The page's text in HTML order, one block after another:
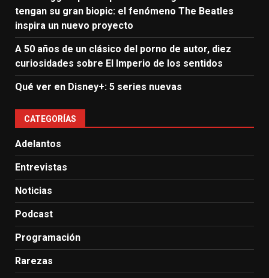
tengan su gran biopic: el fenómeno The Beatles
inspira un nuevo proyecto
A 50 años de un clásico del porno de autor, diez
curiosidades sobre El Imperio de los sentidos
Qué ver en Disney+: 5 series nuevas
CATEGORÍAS
Adelantos
Entrevistas
Noticias
Podcast
Programación
Rarezas